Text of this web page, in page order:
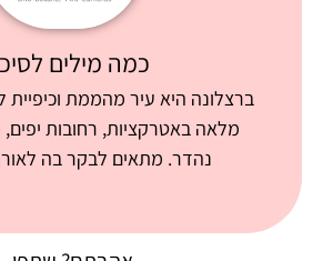
כמה מילים
ברצלונה היא עיר מהממת וכיפיית
מלאה באטרקציות, רחובות יפים,
נהדר. מתאים לבקר בה